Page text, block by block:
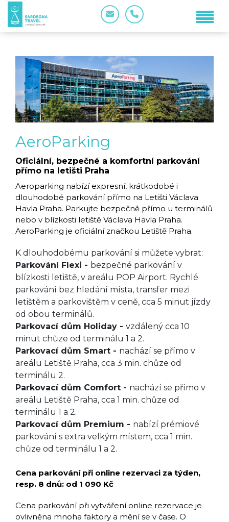
AeroParking
Oficiální, bezpečné a komfortní parkování
přímo na letišti Praha
Aeroparking nabízí expresní, krátkodobé i
dlouhodobé parkování přímo na Letišti Václava
Havla Praha. Parkujte bezpečně přímo u terminálů
nebo v blízkosti letiště Václava Havla Praha.
AeroParking je oficiální značkou Letiště Praha.
K dlouhodobému parkování si můžete vybrat:
Parkování Flexi - bezpečné parkování v
blízkosti letiště, v areálu POP Airport. Rychlé
parkování bez hledání místa, transfer mezi
letištěm a parkovištěm v ceně, cca 5 minut jízdy
od obou terminálů.
Parkovací dům Holiday - vzdálený cca 10
minut chůze od terminálu 1 a 2.
Parkovací dům Smart - nachází se přímo v
areálu Letiště Praha, cca 3 min. chůze od
terminálu 2.
Parkovací dům Comfort - nachází se přímo v
areálu Letiště Praha, cca 1 min. chůze od
terminálu 1 a 2.
Parkovací dům Premium - nabízí prémiové
parkování s extra velkým místem, cca 1 min.
chůze od terminálu 1 a 2.
Cena parkování při online rezervaci za týden,
resp. 8 dnů: od 1 090 Kč
Cena parkování při vytváření online rezervace je
ovlivněna mnoha faktory a mění se v čase. O